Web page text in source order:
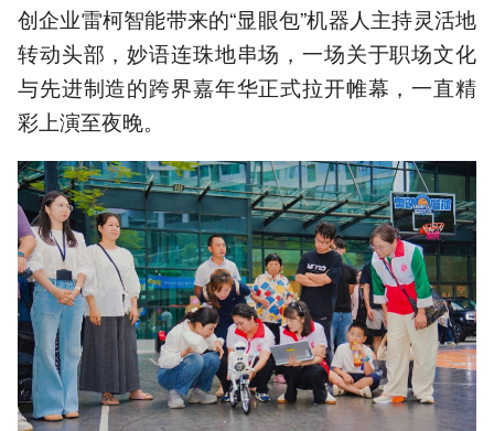
创企业雷柯智能带来的“显眼包”机器人主持灵活地
转动头部，妙语连珠地串场，一场关于职场文化
与先进制造的跨界嘉年华正式拉开帷幕，一直精
彩上演至夜晚。